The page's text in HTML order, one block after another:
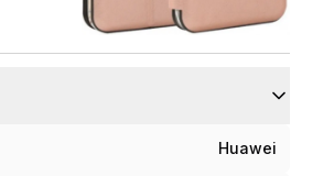
Huawei